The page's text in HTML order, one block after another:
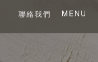
聯絡我們 MENU